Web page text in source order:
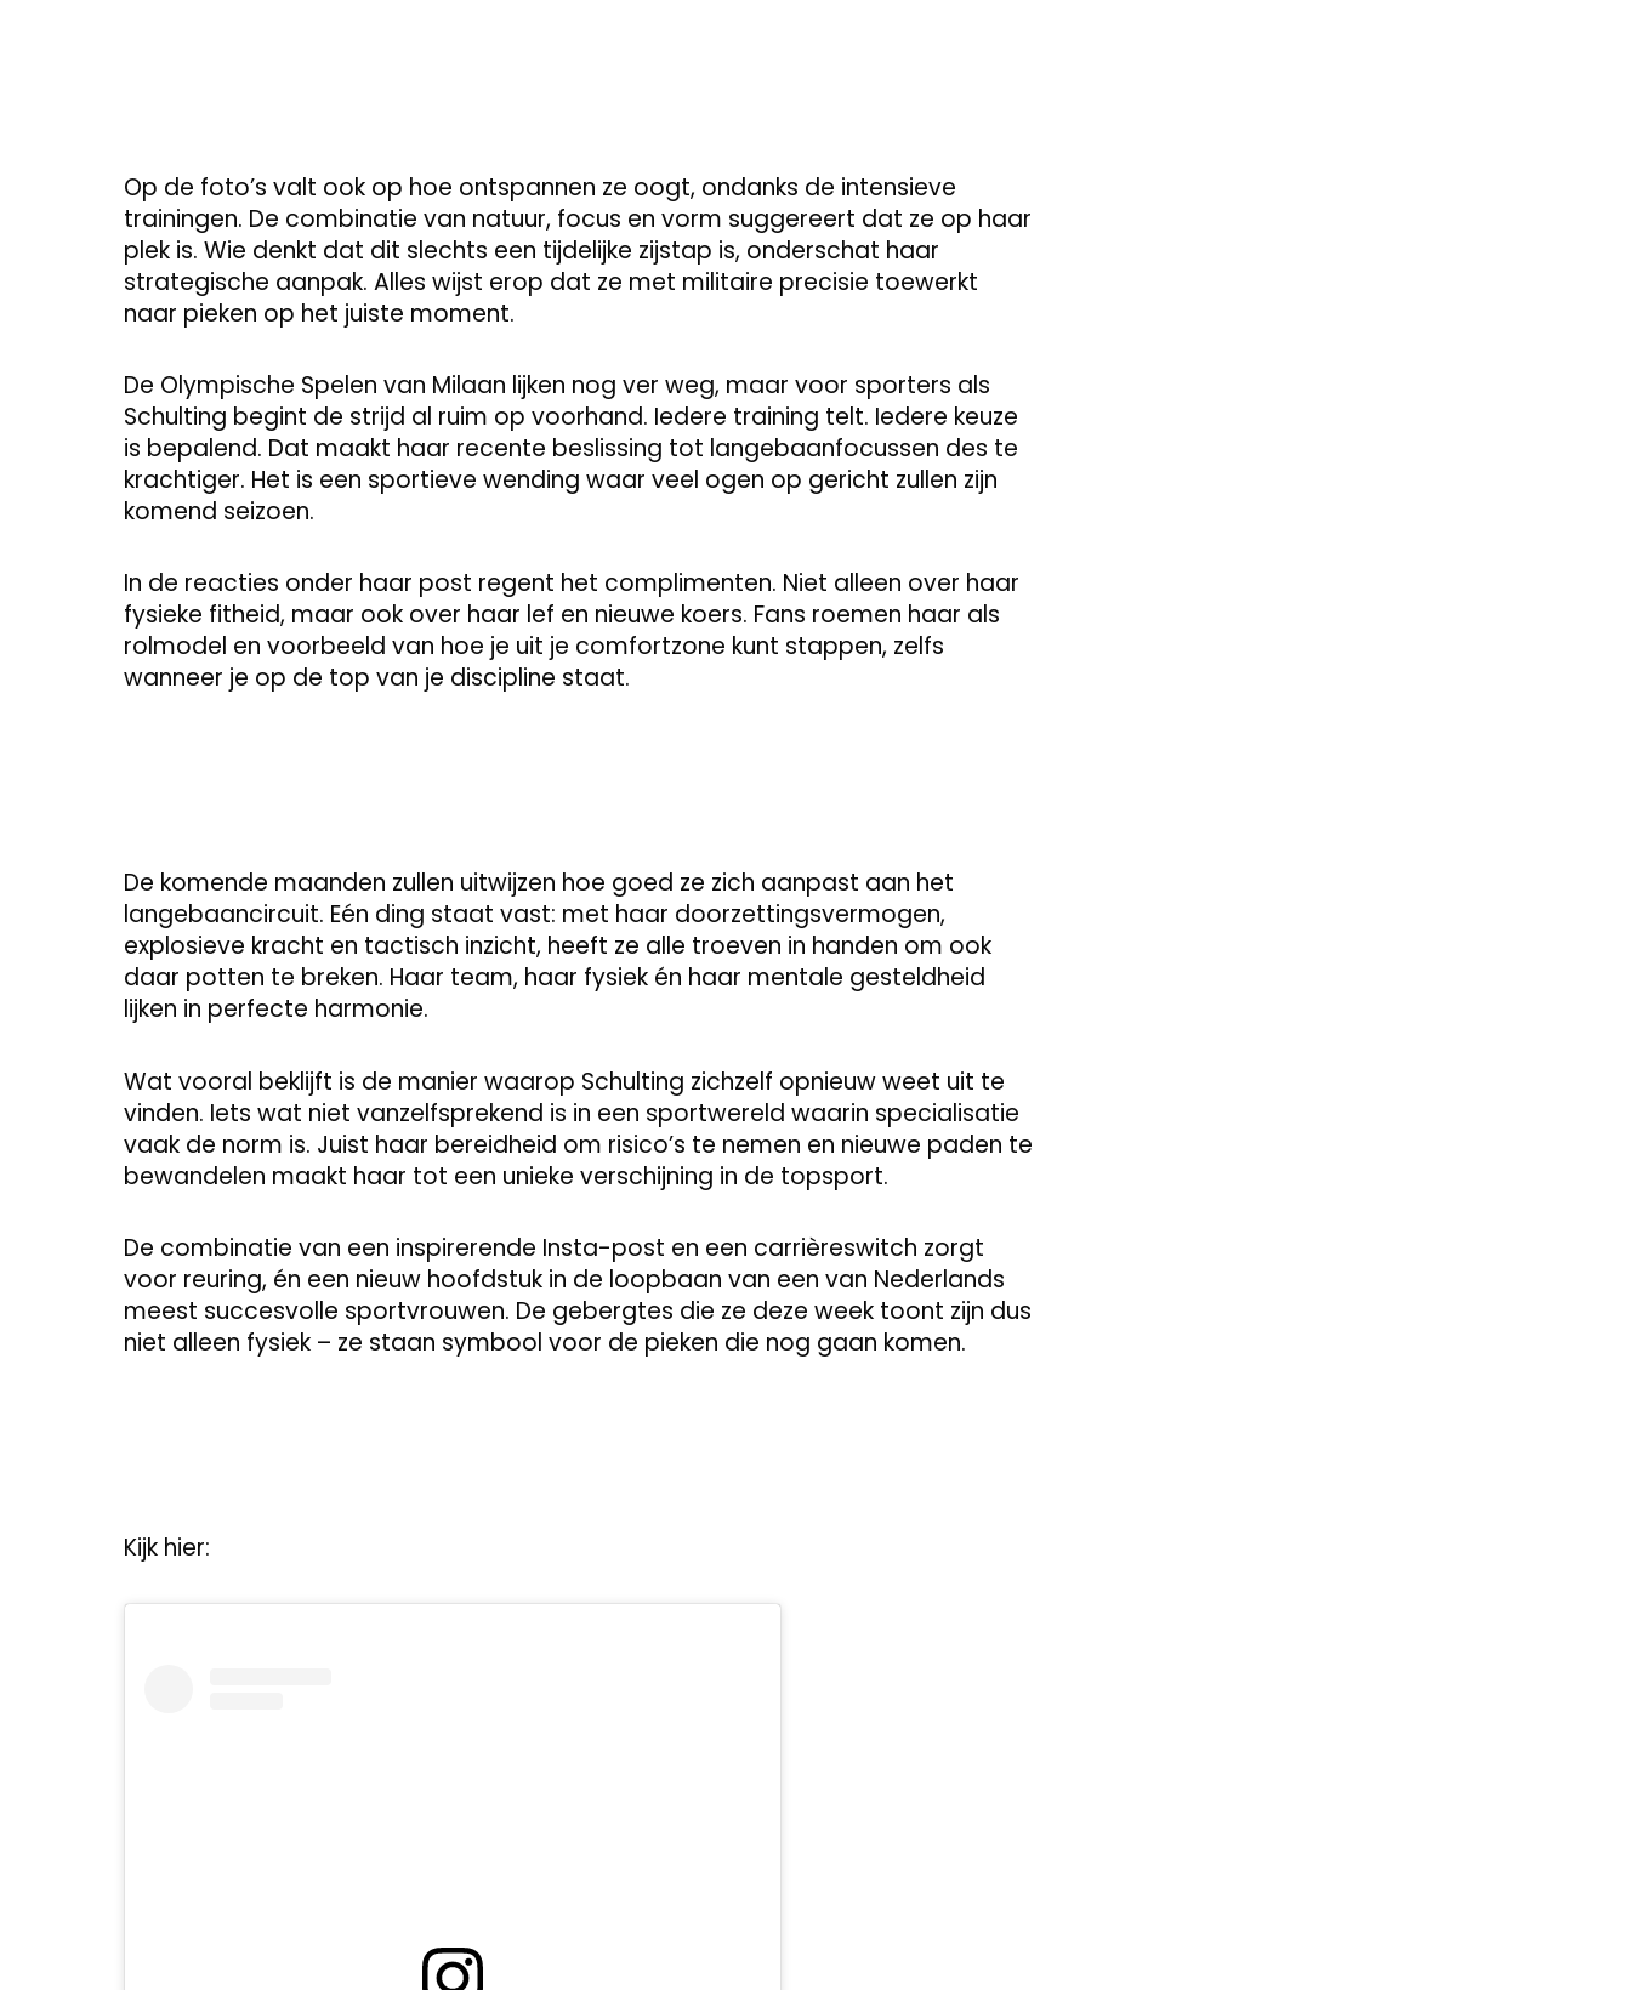
Op de foto’s valt ook op hoe ontspannen ze oogt, ondanks de intensieve
trainingen. De combinatie van natuur, focus en vorm suggereert dat ze op haar
plek is. Wie denkt dat dit slechts een tijdelijke zijstap is, onderschat haar
strategische aanpak. Alles wijst erop dat ze met militaire precisie toewerkt
naar pieken op het juiste moment.
De Olympische Spelen van Milaan lijken nog ver weg, maar voor sporters als
Schulting begint de strijd al ruim op voorhand. Iedere training telt. Iedere keuze
is bepalend. Dat maakt haar recente beslissing tot langebaanfocussen des te
krachtiger. Het is een sportieve wending waar veel ogen op gericht zullen zijn
komend seizoen.
In de reacties onder haar post regent het complimenten. Niet alleen over haar
fysieke fitheid, maar ook over haar lef en nieuwe koers. Fans roemen haar als
rolmodel en voorbeeld van hoe je uit je comfortzone kunt stappen, zelfs
wanneer je op de top van je discipline staat.
De komende maanden zullen uitwijzen hoe goed ze zich aanpast aan het
langebaancircuit. Eén ding staat vast: met haar doorzettingsvermogen,
explosieve kracht en tactisch inzicht, heeft ze alle troeven in handen om ook
daar potten te breken. Haar team, haar fysiek én haar mentale gesteldheid
lijken in perfecte harmonie.
Wat vooral beklijft is de manier waarop Schulting zichzelf opnieuw weet uit te
vinden. Iets wat niet vanzelfsprekend is in een sportwereld waarin specialisatie
vaak de norm is. Juist haar bereidheid om risico’s te nemen en nieuwe paden te
bewandelen maakt haar tot een unieke verschijning in de topsport.
De combinatie van een inspirerende Insta-post en een carrièreswitch zorgt
voor reuring, én een nieuw hoofdstuk in de loopbaan van een van Nederlands
meest succesvolle sportvrouwen. De gebergtes die ze deze week toont zijn dus
niet alleen fysiek – ze staan symbool voor de pieken die nog gaan komen.
Kijk hier: